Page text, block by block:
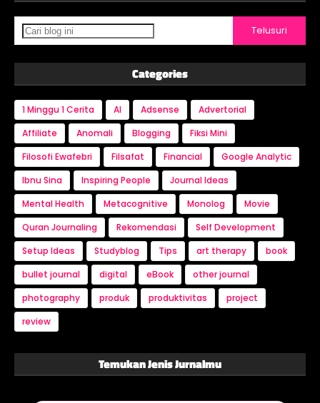
Categories
1 Minggu 1 Cerita AI Adsense
Advertorial
Affiliate
Anomali Blogging
Fiksi Mini
Filosofi Ewafebri
Filsafat Financial
Google Analytic
Ibnu Sina
Inspiring People
Journal Ideas
Mental Health
Metacognitive Monolog
Movie
Quran Journaling
Rekomendasi
Self Development
Setup Ideas
Studyblog Tips art therapy
book
bullet journal
digital eBook
other journal
photography
produk produktivitas
project
review
Temukan Jenis Jurnalmu